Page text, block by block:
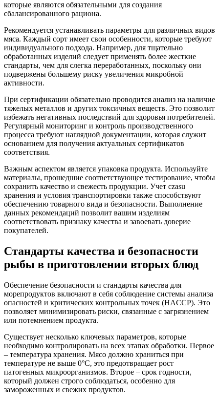
которые являются обязательными для создания
сбалансированного рациона.
Рекомендуется устанавливать параметры для различных видов
мяса. Каждый сорт имеет свои особенности, которые требуют
индивидуального подхода. Например, для тщательно
обработанных изделий следует применять более жесткие
стандарты, чем для слегка переработанных, поскольку они
подвержены большему риску увеличения микробной
активности.
При сертификации обязательно проводится анализ на наличие
тяжелых металлов и других токсичных веществ. Это позволит
избежать негативных последствий для здоровья потребителей.
Регулярный мониторинг и контроль производственного
процесса требуют наглядной документации, которая служит
основанием для получения актуальных сертификатов
соответствия.
Важным аспектом является упаковка продукта. Используйте
материалы, прошедшие соответствующее тестирование, чтобы
сохранить качество и свежесть продукции. Учет czasu
хранения и условия транспортировки также способствуют
обеспечению товарного вида и безопасности. Выполнение
данных рекомендаций позволит вашим изделиям
соответствовать признаку качества и завоевать доверие
покупателей.
Стандарты качества и безопасности
рыбы в приготовлении вторых блюд
Обеспечение безопасности и стандарты качества для
морепродуктов включают в себя соблюдение системы анализа
опасностей и критических контрольных точек (HACCP). Это
позволяет минимизировать риски, связанные с загрязнением
или потемнением продукта.
Существует несколько ключевых параметров, которые
необходимо контролировать на всех этапах обработки. Первое
– температура хранения. Мясо должно храниться при
температуре не выше 0°C, это предотвращает рост
патогенных микроорганизмов. Второе – срок годности,
который должен строго соблюдаться, особенно для
замороженных и свежих продуктов.